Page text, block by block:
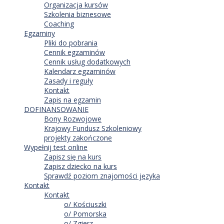
Organizacja kursów
Szkolenia biznesowe
Coaching
Egzaminy
Pliki do pobrania
Cennik egzaminów
Cennik usług dodatkowych
Kalendarz egzaminów
Zasady i reguły
Kontakt
Zapis na egzamin
DOFINANSOWANIE
Bony Rozwojowe
Krajowy Fundusz Szkoleniowy
projekty zakończone
Wypełnij test online
Zapisz się na kurs
Zapisz dziecko na kurs
Sprawdź poziom znajomości języka
Kontakt
Kontakt
o/ Kościuszki
o/ Pomorska